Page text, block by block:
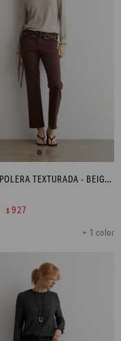
MEDIA POLERA TEXTURADA - BEIGE MELANGE
+ 1 color
$ 927